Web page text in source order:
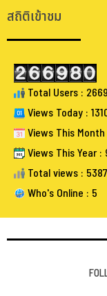
สถิติเข้าชม
Total Users :
Views Today :
Views This
Views This Year :
Total views :
Who's Online : 5